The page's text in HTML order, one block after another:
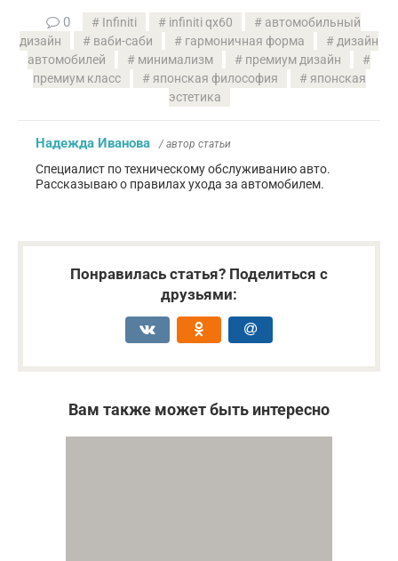
0 Infiniti infiniti qx60
автомобильный
дизайн
ваби-саби гармоничная форма
дизайн
автомобилей
минимализм
премиум дизайн
премиум класс
японская философия
японская
эстетика
Надежда Иванова / автор статьи
Специалист по техническому обслуживанию авто.
Рассказываю о правилах ухода за автомобилем.
Понравилась статья? Поделиться с
друзьями:
Вам также может быть интересно